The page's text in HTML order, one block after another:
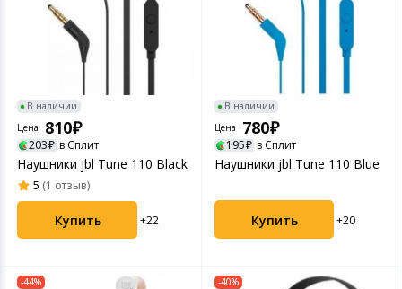
В наличии
Цена
810
203 в Сплит
Наушники jbl Tune 110 Black
5 (1 отзыв)
Купить +22
В наличии
Цена
780
195 в Сплит
Наушники jbl Tune 110 Blue
Купить +20
-44% -40%